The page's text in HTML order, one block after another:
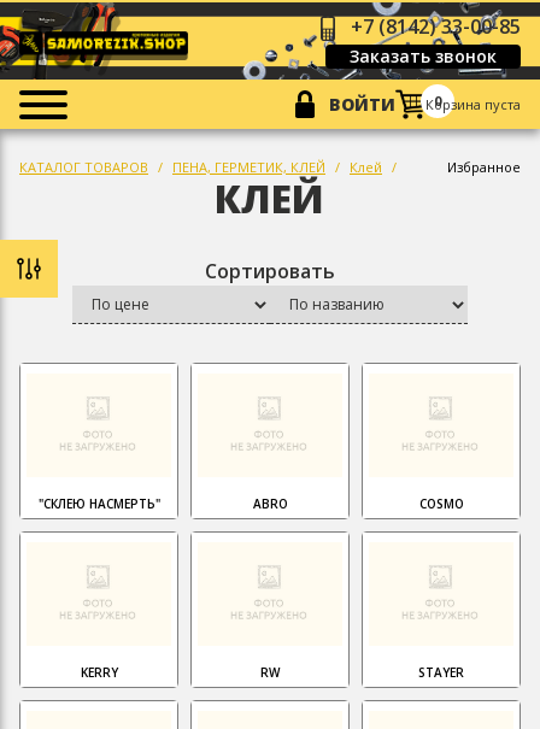
+7 (8142) 33-00-85
Заказать звонок
ВОЙТИ 0
Корзина пуста
КАТАЛОГ ТОВАРОВ ПЕНА, ГЕРМЕТИК, КЛЕЙ Клей Избранное
КЛЕЙ
Сортировать
"СКЛЕЮ НАСМЕРТЬ" ABRO COSMO
KERRY RW STAYER